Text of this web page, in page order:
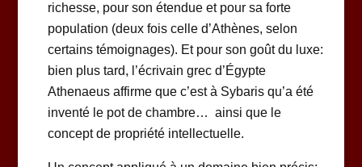
richesse, pour son étendue et pour sa forte
population (deux fois celle d’Athènes, selon
certains témoignages). Et pour son goût du luxe:
bien plus tard, l’écrivain grec d’Égypte
Athenaeus affirme que c’est à Sybaris qu’a été
inventé le pot de chambre… ainsi que le
concept de propriété intellectuelle.